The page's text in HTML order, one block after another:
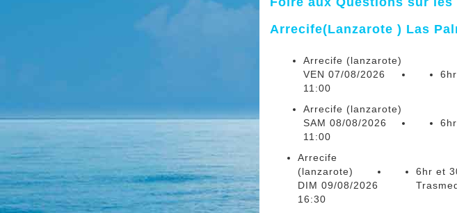
Arrecife(Lanzarote ) Las
Arrecife (lanzarote)
VEN 07/08/2026
11:00
Arrecife (lanzarote)
SAM 08/08/2026
11:00
Arrecife
(lanzarote)
DIM 09/08/2026
16:30
6hr et